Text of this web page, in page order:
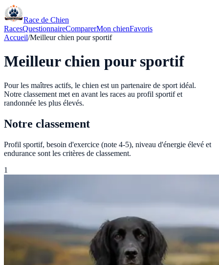
Race de Chien
RacesQuestionnaireComparerMon chienFavoris
Accueil/Meilleur chien pour sportif
Meilleur chien pour sportif
Pour les maîtres actifs, le chien est un partenaire de sport idéal.
Notre classement met en avant les races au profil sportif et
randonnée les plus élevés.
Notre classement
Profil sportif, besoin d'exercice (note 4-5), niveau d'énergie élevé et
endurance sont les critères de classement.
1